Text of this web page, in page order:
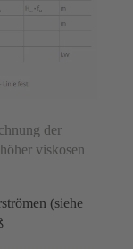
der
viskosen
(siehe